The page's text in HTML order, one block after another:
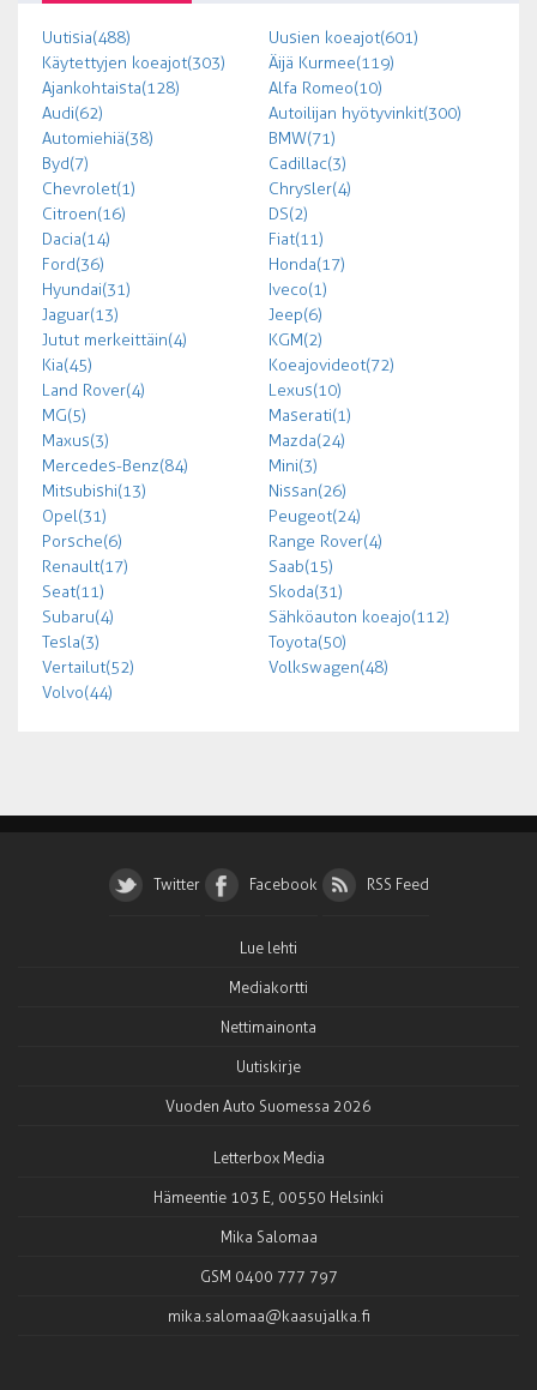
Uutisia (488)
Uusien koeajot (601)
Käytettyjen koeajot (303)
Äijä Kurmee (119)
Ajankohtaista (128)
Alfa Romeo (10)
Audi (62)
Autoilijan hyötyvinkit (300)
Automiehiä (38)
BMW (71)
Byd (7)
Cadillac (3)
Chevrolet (1)
Chrysler (4)
Citroen (16)
DS (2)
Dacia (14)
Fiat (11)
Ford (36)
Honda (17)
Hyundai (31)
Iveco (1)
Jaguar (13)
Jeep (6)
Jutut merkeittäin (4)
KGM (2)
Kia (45)
Koeajovideot (72)
Land Rover (4)
Lexus (10)
MG (5)
Maserati (1)
Maxus (3)
Mazda (24)
Mercedes-Benz (84)
Mini (3)
Mitsubishi (13)
Nissan (26)
Opel (31)
Peugeot (24)
Porsche (6)
Range Rover (4)
Renault (17)
Saab (15)
Seat (11)
Skoda (31)
Subaru (4)
Sähköauton koeajo (112)
Tesla (3)
Toyota (50)
Vertailut (52)
Volkswagen (48)
Volvo (44)
Twitter Facebook RSS Feed
Lue lehti
Mediakortti
Nettimainonta
Uutiskirje
Vuoden Auto Suomessa 2026
Letterbox Media
Hämeentie 103 E, 00550 Helsinki
Mika Salomaa
GSM 0400 777 797
mika.salomaa@kaasujalka.fi